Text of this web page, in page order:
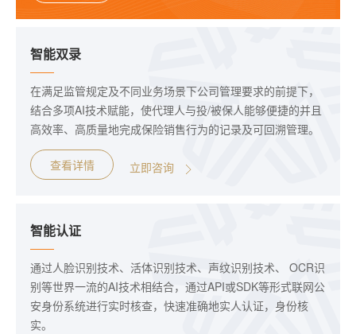
智能双录
在满足监管规定及不同业务场景下公司管理要求的前提下，
结合多项AI技术赋能，使代理人与投/被保人能够便捷的并且
高效率、高质量地完成保险销售行为的记录及可回溯管理。
查看详情 立即咨询
智能认证
通过人脸识别技术、活体识别技术、声纹识别技术、 OCR识
别等世界一流的AI技术相结合，通过API或SDK等形式联网公
安身份系统进行实时核查，快速准确地实人认证，身份核
实。